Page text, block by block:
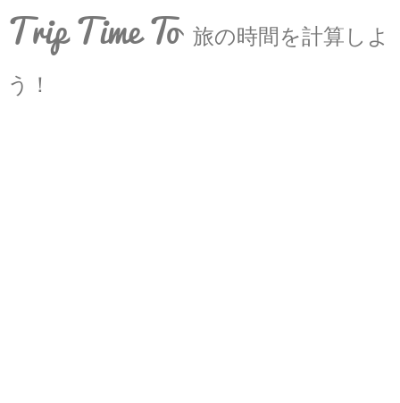
Trip Time To 旅の時間を計算しよ
う！